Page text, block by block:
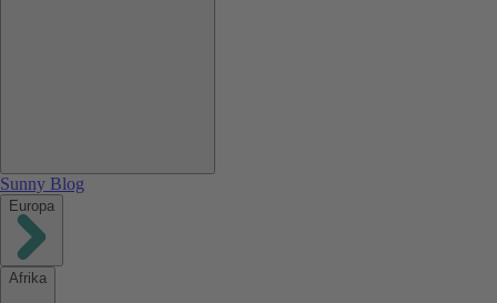
Sunny Blog
Europa
Afrika